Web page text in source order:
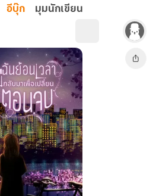
อีบุ๊ก มุมนักเขียน